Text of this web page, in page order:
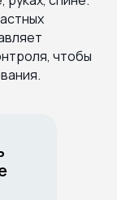
чтобы